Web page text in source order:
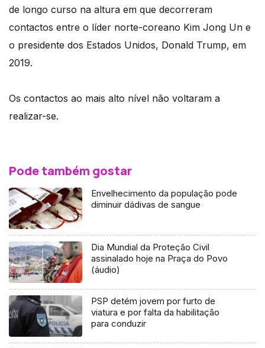
de longo curso na altura em que decorreram
contactos entre o líder norte-coreano Kim Jong Un e
o presidente dos Estados Unidos, Donald Trump, em
2019.
Os contactos ao mais alto nível não voltaram a
realizar-se.
Pode também gostar
Envelhecimento da população pode
diminuir dádivas de sangue
Dia Mundial da Proteção Civil
assinalado hoje na Praça do Povo
(áudio)
PSP detém jovem por furto de
viatura e por falta da habilitação
para conduzir